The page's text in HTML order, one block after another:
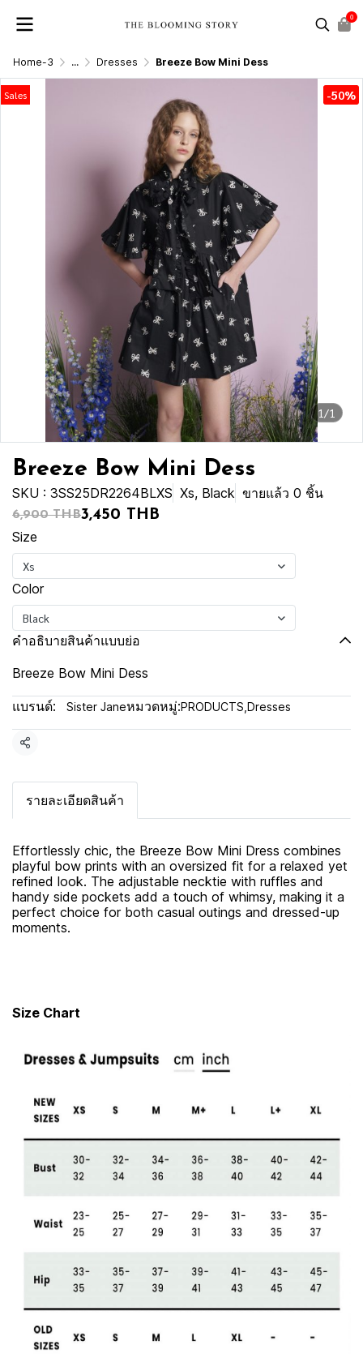
0
Home-3 ... Dresses Breeze Bow Mini Dess
1/1
Sales -50%
Breeze Bow Mini Dess
SKU : 3SS25DR2264BLXS Xs, Black ขายแล้ว 0 ชิ้น
6,900 THB3,450 THB
Size
Xs
Color
Black
คำอธิบายสินค้าแบบย่อ
Breeze Bow Mini Dess
แบรนด์: Sister Janeหมวดหมู่:PRODUCTS Dresses
แชร์
รายละเอียดสินค้า
Effortlessly chic, the Breeze Bow Mini Dress combines
playful bow prints with an oversized fit for a relaxed yet
refined look. The adjustable necktie with ruffles and
handy side pockets add a touch of whimsy, making it a
perfect choice for both casual outings and dressed-up
moments.
Size Chart